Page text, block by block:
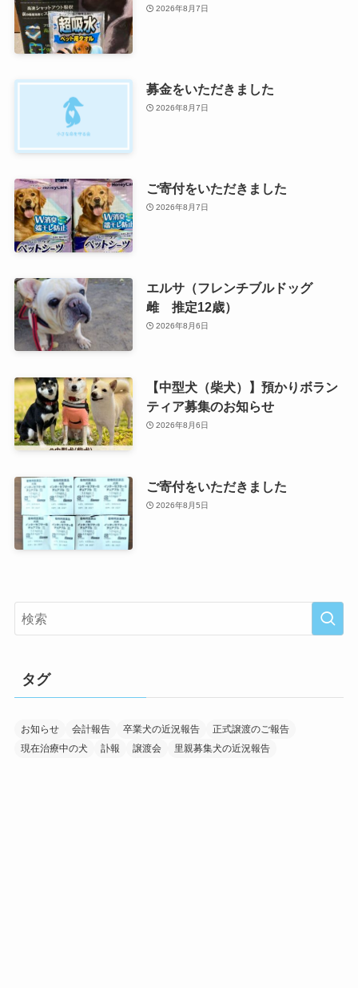
2026年8月7日
募金をいただきました
2026年8月7日
ご寄付をいただきました
2026年8月7日
エルサ（フレンチブルドッグ
雌 推定12歳）
2026年8月6日
【中型犬（柴犬）】預かりボラン
ティア募集のお知らせ
2026年8月6日
ご寄付をいただきました
2026年8月5日
タグ
お知らせ 会計報告 卒業犬の近況報告
正式譲渡のご報告
現在治療中の犬
訃報 譲渡会 里親募集犬の近況報告